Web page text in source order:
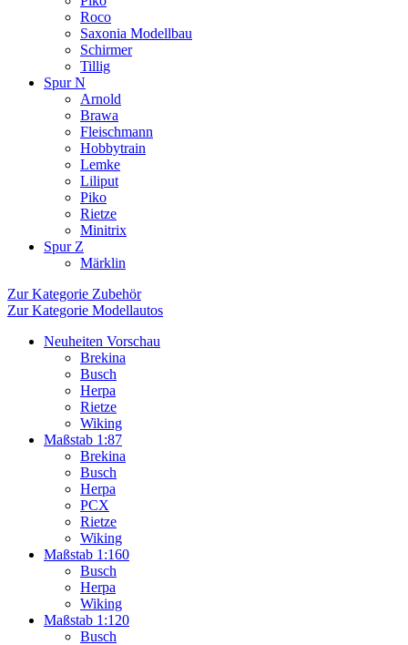
Roco
Saxonia Modellbau
Schirmer
Tillig
Spur N
Arnold
Brawa
Fleischmann
Hobbytrain
Lemke
Liliput
Piko
Rietze
Minitrix
Spur Z
Märklin
Zur Kategorie Zubehör
Zur Kategorie Modellautos
Neuheiten Vorschau
Brekina
Busch
Herpa
Rietze
Wiking
Maßstab 1:87
Brekina
Busch
Herpa
PCX
Rietze
Wiking
Maßstab 1:160
Busch
Herpa
Wiking
Maßstab 1:120
Busch